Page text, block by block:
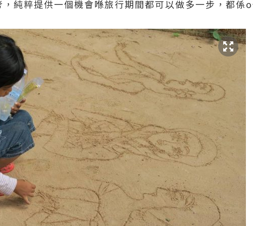
純粹提供一個機會喺旅行期間都可以做多一步，都係